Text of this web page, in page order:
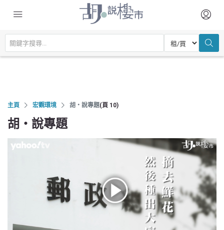
主頁 宏觀環境 胡‧說專題(頁 10)
胡‧說專題